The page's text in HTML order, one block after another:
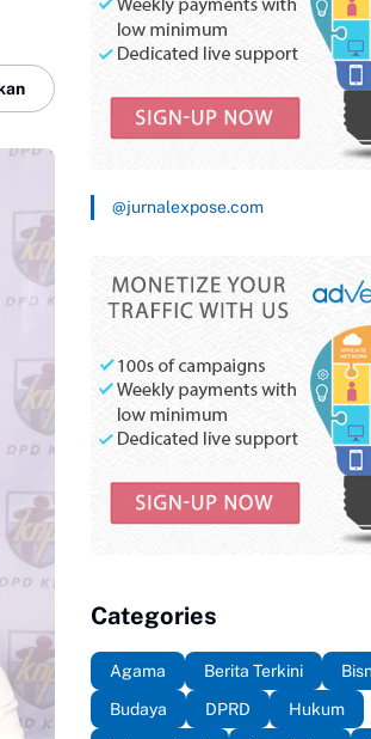
@jurnalexpose.com
Categories
Agama Berita Terkini
Budaya
DPRD
Hukum